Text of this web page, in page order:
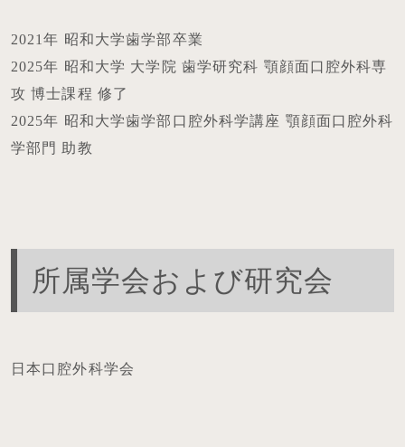
2021年 昭和大学歯学部卒業
2025年 昭和大学 大学院 歯学研究科 顎顔面口腔外科専
攻 博士課程 修了
2025年 昭和大学歯学部口腔外科学講座 顎顔面口腔外科
学部門 助教
所属学会および研究会
日本口腔外科学会